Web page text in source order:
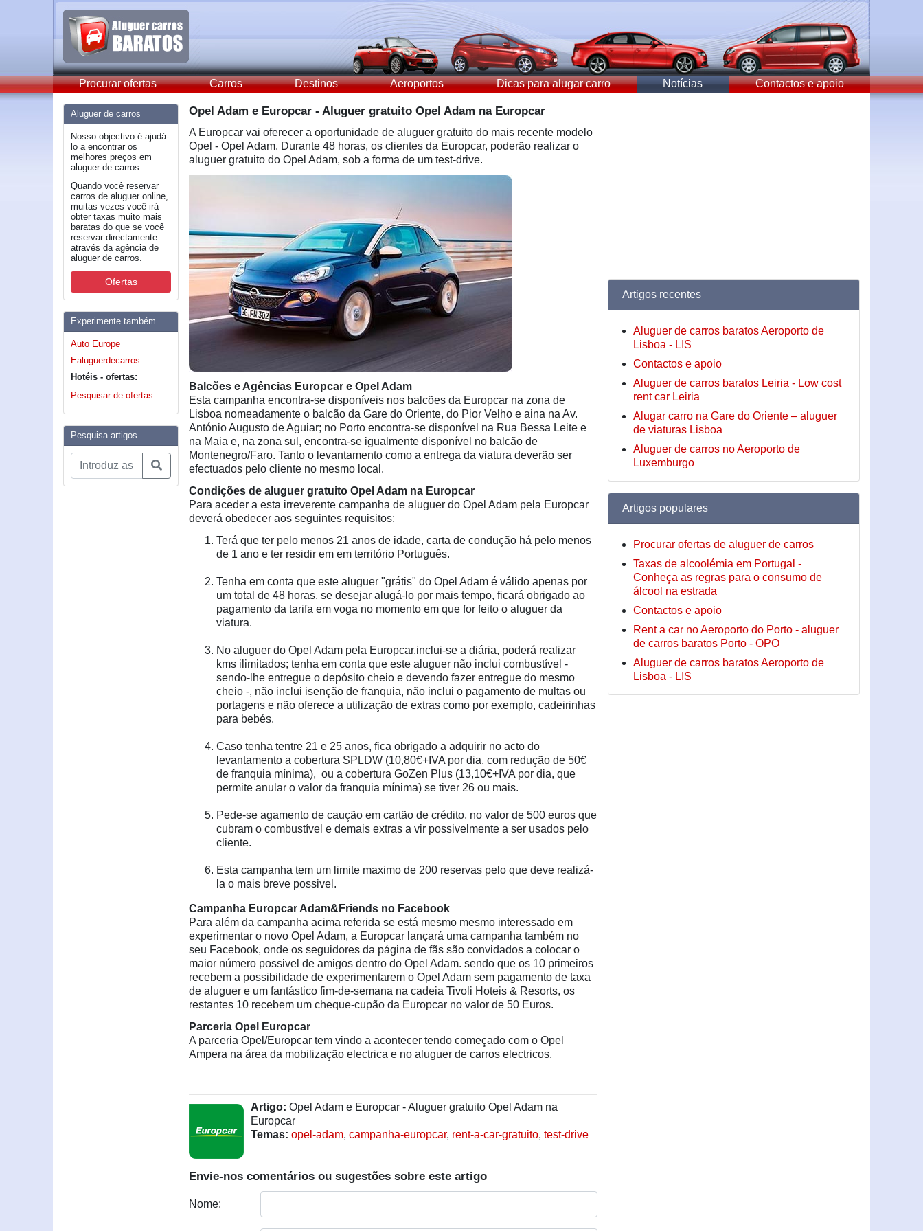
Procurar ofertas Carros Destinos Aeroportos Dicas para alugar carro Notícias Contactos e apoio
Aluguer de carros
Nosso objectivo é ajudá-
lo a encontrar os
melhores preços em
aluguer de carros.
Quando você reservar
carros de aluguer online,
muitas vezes você irá
obter taxas muito mais
baratas do que se você
reservar directamente
através da agência de
aluguer de carros.
Ofertas
Experimente também
Auto Europe
Ealuguerdecarros
Hotéis - ofertas:
Pesquisar de ofertas
Pesquisa artigos
Opel Adam e Europcar - Aluguer gratuito Opel Adam na Europcar
A Europcar vai oferecer a oportunidade de aluguer gratuito do mais recente modelo
Opel - Opel Adam. Durante 48 horas, os clientes da Europcar, poderão realizar o
aluguer gratuito do Opel Adam, sob a forma de um test-drive.
Balcões e Agências Europcar e Opel Adam
Esta campanha encontra-se disponíveis nos balcões da Europcar na zona de
Lisboa nomeadamente o balcão da Gare do Oriente, do Pior Velho e aina na Av.
António Augusto de Aguiar; no Porto encontra-se disponível na Rua Bessa Leite e
na Maia e, na zona sul, encontra-se igualmente disponível no balcão de
Montenegro/Faro. Tanto o levantamento como a entrega da viatura deverão ser
efectuados pelo cliente no mesmo local.
Condições de aluguer gratuito Opel Adam na Europcar
Para aceder a esta irreverente campanha de aluguer do Opel Adam pela Europcar
deverá obedecer aos seguintes requisitos:
Terá que ter pelo menos 21 anos de idade, carta de condução há pelo menos
de 1 ano e ter residir em em território Português.
Tenha em conta que este aluguer "grátis" do Opel Adam é válido apenas por
um total de 48 horas, se desejar alugá-lo por mais tempo, ficará obrigado ao
pagamento da tarifa em voga no momento em que for feito o aluguer da
viatura.
No aluguer do Opel Adam pela Europcar.inclui-se a diária, poderá realizar
kms ilimitados; tenha em conta que este aluguer não inclui combustível -
sendo-lhe entregue o depósito cheio e devendo fazer entregue do mesmo
cheio -, não inclui isenção de franquia, não inclui o pagamento de multas ou
portagens e não oferece a utilização de extras como por exemplo, cadeirinhas
para bebés.
Caso tenha tentre 21 e 25 anos, fica obrigado a adquirir no acto do
levantamento a cobertura SPLDW (10,80€+IVA por dia, com redução de 50€
de franquia mínima), ou a cobertura GoZen Plus (13,10€+IVA por dia, que
permite anular o valor da franquia mínima) se tiver 26 ou mais.
Pede-se agamento de caução em cartão de crédito, no valor de 500 euros que
cubram o combustível e demais extras a vir possivelmente a ser usados pelo
cliente.
Esta campanha tem um limite maximo de 200 reservas pelo que deve realizá-
la o mais breve possivel.
Campanha Europcar Adam&Friends no Facebook
Para além da campanha acima referida se está mesmo mesmo interessado em
experimentar o novo Opel Adam, a Europcar lançará uma campanha também no
seu Facebook, onde os seguidores da página de fãs são convidados a colocar o
maior número possivel de amigos dentro do Opel Adam. sendo que os 10 primeiros
recebem a possibilidade de experimentarem o Opel Adam sem pagamento de taxa
de aluguer e um fantástico fim-de-semana na cadeia Tivoli Hoteis & Resorts, os
restantes 10 recebem um cheque-cupão da Europcar no valor de 50 Euros.
Parceria Opel Europcar
A parceria Opel/Europcar tem vindo a acontecer tendo começado com o Opel
Ampera na área da mobilização electrica e no aluguer de carros electricos.
Artigo: Opel Adam e Europcar - Aluguer gratuito Opel Adam na
Europcar
Temas: opel-adam,campanha-europcar, rent-a-car-gratuito,test-drive
Envie-nos comentários ou sugestões sobre este artigo
Nome:
Artigos recentes
Aluguer de carros baratos Aeroporto de
Lisboa - LIS
Contactos e apoio
Aluguer de carros baratos Leiria - Low cost
rent car Leiria
Alugar carro na Gare do Oriente – aluguer
de viaturas Lisboa
Aluguer de carros no Aeroporto de
Luxemburgo
Artigos populares
Procurar ofertas de aluguer de carros
Taxas de alcoolémia em Portugal -
Conheça as regras para o consumo de
álcool na estrada
Contactos e apoio
Rent a car no Aeroporto do Porto - aluguer
de carros baratos Porto - OPO
Aluguer de carros baratos Aeroporto de
Lisboa - LIS